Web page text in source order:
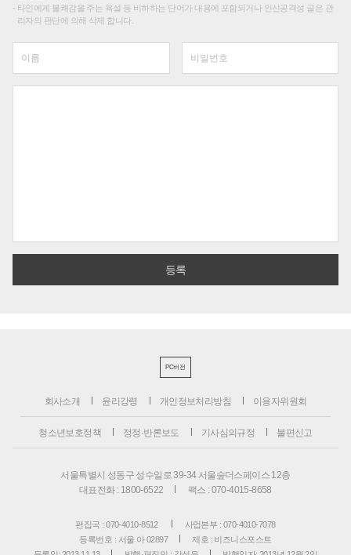
타인에게 불쾌감을 주는 욕설 등 비하하는 단어가 내용에 포함되거나 인신공격성 글은 관
리자의 판단에 의해 삭제 합니다.
PC버전
회사소개 윤리강령 개인정보처리방침 이용자위원회
청소년보호정책 정정·반론보도 기사심의규정 불편신고
서울특별시 성동구 성수일로 39-34 서울숲더스페이스 12층
대표전화 : 1800-6522
팩스 : 070-4015-8658
편집국 : 070-4010-8512
사업본부 : 070-4010-7078
등록번호 : 서울 아 02897
제호 : 비즈니스포스트